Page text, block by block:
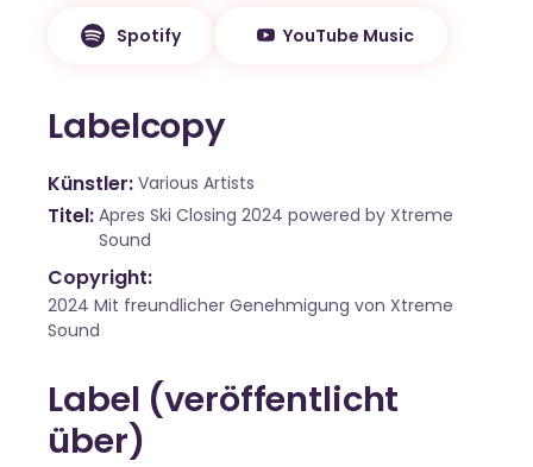
Spotify YouTube Music
Labelcopy
Künstler Various Artists
Titel Apres Ski Closing 2024 powered by Xtreme
Sound
Copyright:
2024 Mit freundlicher Genehmigung von Xtreme
Sound
Label (veröffentlicht
über)